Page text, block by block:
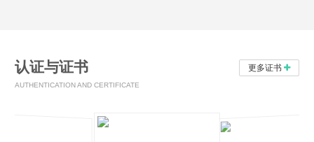
更多证书
认证与证书
AUTHENTICATION AND CERTIFICATE